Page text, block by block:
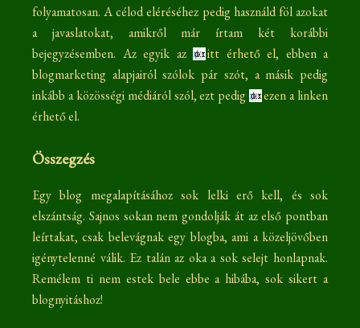
folyamatosan. A célod eléréséhez pedig használd föl azokat
a javaslatokat, amikről már írtam két korábbi
bejegyzésemben. Az egyik az
itt érhető el, ebben a
blogmarketing alapjairól szólok pár szót, a másik pedig
inkább a közösségi médiáról szól, ezt pedig
ezen a linken
érhető el.
Összegzés
Egy blog megalapításához sok lelki erő kell, és sok
elszántság. Sajnos sokan nem gondolják át az első pontban
leírtakat, csak belevágnak egy blogba, ami a közeljövőben
igénytelenné válik. Ez talán az oka a sok selejt honlapnak.
Remélem ti nem estek bele ebbe a hibába, sok sikert a
blognyitáshoz!